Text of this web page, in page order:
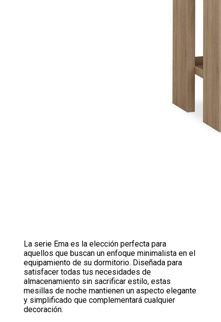
La serie Ema es la elección perfecta para
aquellos que buscan un enfoque minimalista en el
equipamiento de su dormitorio. Diseñada para
satisfacer todas tus necesidades de
almacenamiento sin sacrificar estilo, estas
mesillas de noche mantienen un aspecto elegante
y simplificado que complementará cualquier
decoración.